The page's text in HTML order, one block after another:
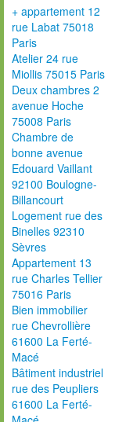
+ appartement 12
rue Labat 75018
Paris
Atelier 24 rue
Miollis 75015 Paris
Deux chambres 2
avenue Hoche
75008 Paris
Chambre de
bonne avenue
Edouard Vaillant
92100 Boulogne-
Billancourt
Logement rue des
Binelles 92310
Sèvres
Appartement 13
rue Charles Tellier
75016 Paris
Bien immobilier
rue Chevrollière
61600 La Ferté-
Macé
Bâtiment industriel
rue des Peupliers
61600 La Ferté-